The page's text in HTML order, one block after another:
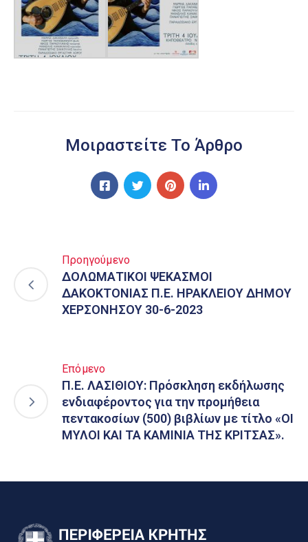
Μοιραστείτε Το Άρθρο
Προηγούμενο
ΔΟΛΩΜΑΤΙΚΟΙ ΨΕΚΑΣΜΟΙ
ΔΑΚΟΚΤΟΝΙΑΣ Π.Ε. ΗΡΑΚΛΕΙΟΥ ΔΗΜΟΥ
ΧΕΡΣΟΝΗΣΟΥ 30-6-2023
Επόμενο
Π.Ε. ΛΑΣΙΘΙΟΥ: Πρόσκληση εκδήλωσης
ενδιαφέροντος για την προμήθεια
πεντακοσίων (500) βιβλίων με τίτλο «ΟΙ
ΜΥΛΟΙ ΚΑΙ ΤΑ ΚΑΜΙΝΙΑ ΤΗΣ ΚΡΙΤΣΑΣ».